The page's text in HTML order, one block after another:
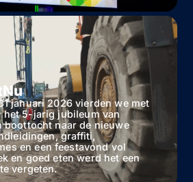
het 5-jarig jubileum van
boottocht naar de nieuwe
graffiti,
en een feestavond vol
en goed eten werd het een
vergeten.